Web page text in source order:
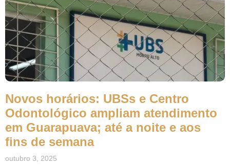
Novos horários: UBSs e Centro
Odontológico ampliam atendimento
em Guarapuava; até a noite e aos
fins de semana
outubro 3, 2025